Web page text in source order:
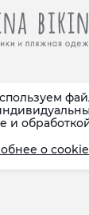
СНГ)
и
о cookie